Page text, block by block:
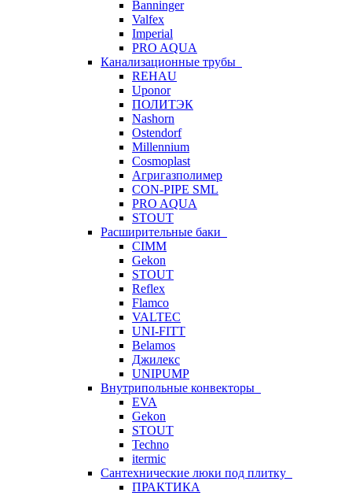
Banninger
Valfex
Imperial
PRO AQUA
Канализационные трубы
REHAU
Uponor
ПОЛИТЭК
Nashorn
Ostendorf
Millennium
Cosmoplast
Агригазполимер
CON-PIPE SML
PRO AQUA
STOUT
Расширительные баки
CIMM
Gekon
STOUT
Reflex
Flamco
VALTEC
UNI-FITT
Belamos
Джилекс
UNIPUMP
Внутрипольные конвекторы
EVA
Gekon
STOUT
Techno
itermic
Сантехнические люки под плитку
ПРАКТИКА